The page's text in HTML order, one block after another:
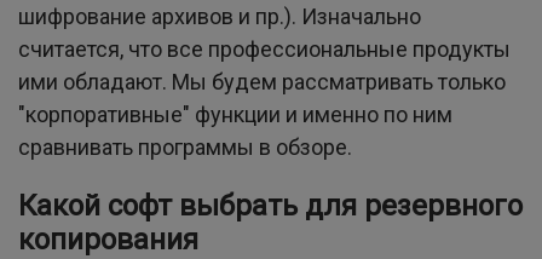
шифрование архивов и пр.). Изначально
считается, что все профессиональные продукты
ими обладают. Мы будем рассматривать только
"корпоративные" функции и именно по ним
сравнивать программы в обзоре.
Какой софт выбрать для резервного
копирования